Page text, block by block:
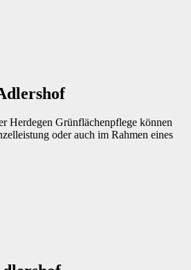
Herdegen Grünflächenpflege können
oder auch im Rahmen eines